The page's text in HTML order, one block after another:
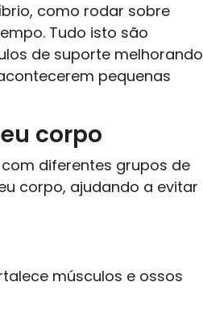
como rodar sobre
Tudo isto são
de suporte melhorando
pequenas
corpo
diferentes grupos de
corpo, ajudando a evitar
músculos e ossos